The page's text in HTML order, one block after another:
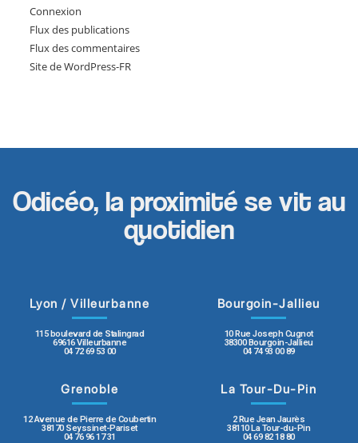
Connexion
Flux des publications
Flux des commentaires
Site de WordPress-FR
Odicéo, la proximité se vit au
quotidien
Lyon / Villeurbanne
115 boulevard de Stalingrad
69616 Villeurbanne
04 72 69 53 00
Bourgoin-Jallieu
10 Rue Joseph Cugnot
38300 Bourgoin-Jallieu
04 74 93 00 89
Grenoble
12 Avenue de Pierre de Coubertin
38170 Seyssinet-Pariset
04 76 96 17 31
La Tour-Du-Pin
2 Rue Jean Jaurès
38110 La Tour-du-Pin
04 69 82 18 80